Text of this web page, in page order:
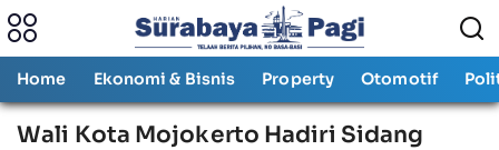
Home Ekonomi & Bisnis Property Otomotif
Wali Kota Mojokerto Hadiri Sidang